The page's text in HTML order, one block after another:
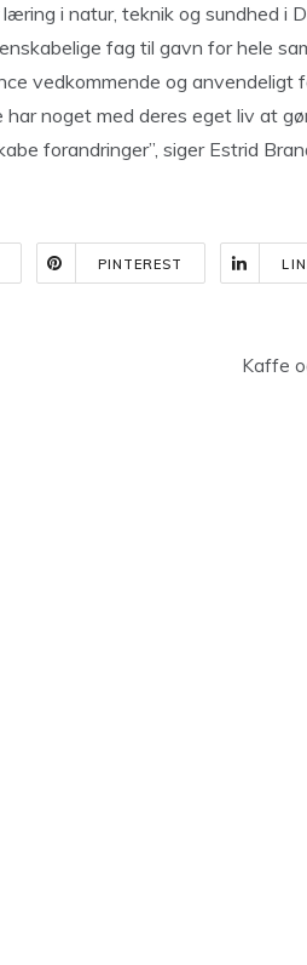
i natur, teknik og sundhed i
fag til gavn for hele
vedkommende og anvendeligt
noget med deres eget liv at
forandringer”, siger Estrid
PINTEREST
Kaffe